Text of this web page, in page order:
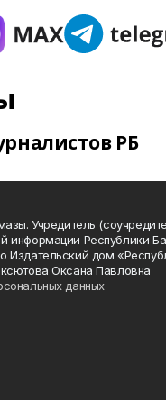
РБ
Учредитель
информации Республики
Издательский дом
Оксана Павловна
данных